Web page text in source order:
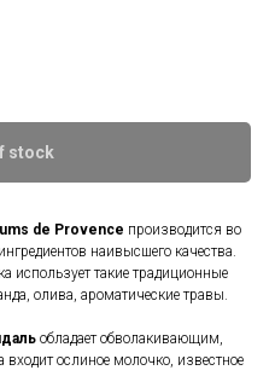
stock
de Provence производится во
наивысшего качества.
использует такие традиционные
олива, ароматические травы.
обладает обволакивающим,
ослиное молочко, известное